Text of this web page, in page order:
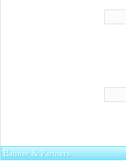
Banner & Partners